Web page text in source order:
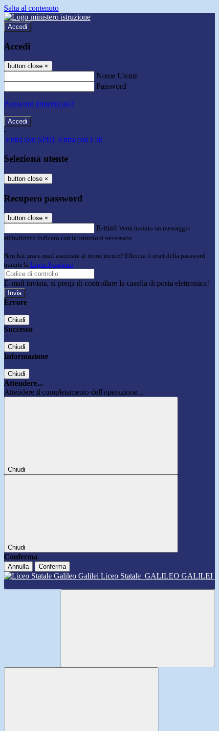
Salta al contenuto
Accedi
Accedi
button close ×
Nome Utente
Password
Password dimenticata?
-
Entra con SPID Entra con CIE
Seleziona utente
button close ×
Recupero password
button close ×
E-mail Verrà inviato un messaggio
all'indirizzo indicato con le istruzioni necessarie.
Non hai una e-mail associata al nome utente? Effettua il reset della password
tramite la Login Spaggiari
E-mail inviata, si prega di controllare la casella di posta elettronica!
Errore
Chiudi
Successo
Chiudi
Informazione
Chiudi
Attendere...
Attendere il completamento dell'operazione...
Chiudi
Chiudi
Conferma
Annulla Conferma
Liceo Statale GALILEO GALILEI